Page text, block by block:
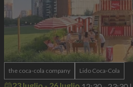
the coca-cola company Lido Coca-Cola